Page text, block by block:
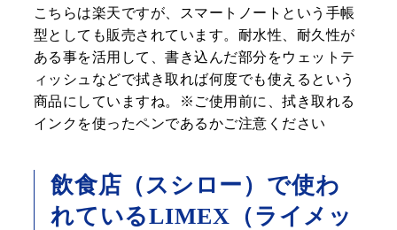
こちらは楽天ですが、スマートノートという手帳
型としても販売されています。耐水性、耐久性が
ある事を活用して、書き込んだ部分をウェットテ
ィッシュなどで拭き取れば何度でも使えるという
商品にしていますね。※ご使用前に、拭き取れる
インクを使ったペンであるかご注意ください
飲食店（スシロー）で使わ
れているLIMEX（ライメッ